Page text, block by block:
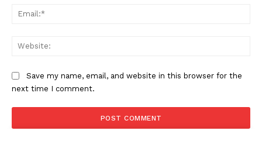
Save my name, email, and website in this browser for the
next time I comment.